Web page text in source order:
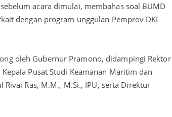
acara dimulai, membahas soal BUMD
dengan program unggulan Pemprov DKI
oleh Gubernur Pramono, didampingi Rektor
Pusat Studi Keamanan Maritim dan
Rivai Ras, M.M., M.Si., IPU, serta Direktur